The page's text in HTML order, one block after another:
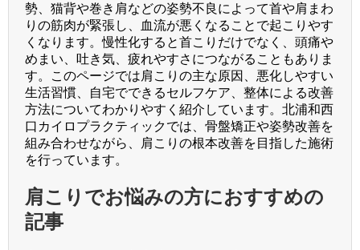
勢、猫背や巻き肩などの姿勢不良によって首や肩まわ
りの筋肉が緊張し、血流が悪くなることで起こりやす
くなります。慢性化すると首こりだけでなく、頭痛や
めまい、吐き気、疲れやすさにつながることもありま
す。このページでは肩こりの主な原因、悪化しやすい
生活習慣、自宅でできるセルフケア、整体による改善
方法についてわかりやすく紹介しています。北浦和西
口カイロプラクティックでは、骨盤矯正や姿勢改善を
組み合わせながら、肩こりの根本改善を目指した施術
を行っています。
肩こりでお悩みの方におすすめの
記事